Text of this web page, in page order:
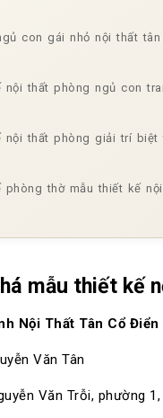
con gái nhỏ nội thất
nội thất phòng ngủ con
nội thất phòng giải trí biệt
phòng thờ mẫu thiết kế
mẫu thiết kế
Nội Thất Tân Cổ Điển
Văn Tân
Văn Trỗi, phường 1,